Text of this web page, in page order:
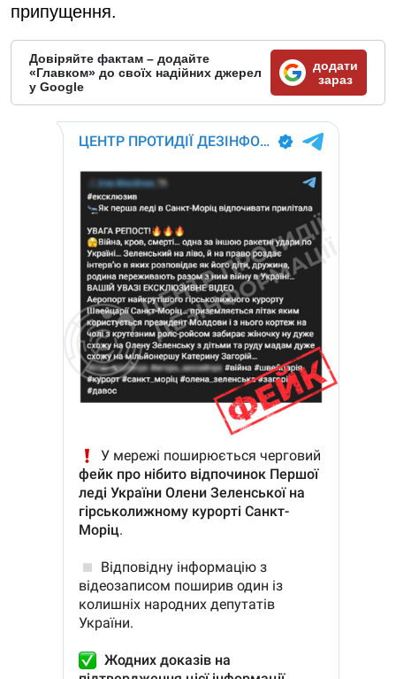
припущення.
Довіряйте фактам – додайте
«Главком» до своїх надійних джерел
у Google
додати
зараз